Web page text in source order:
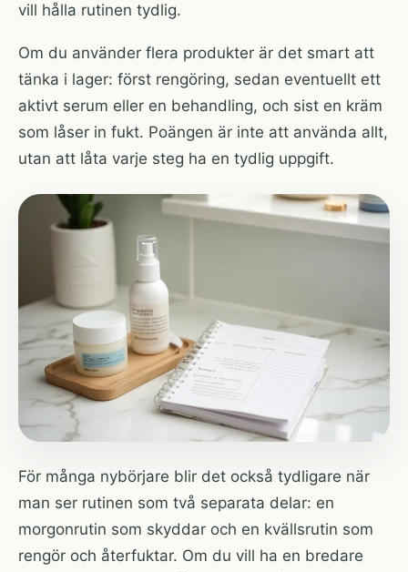
vill hålla rutinen tydlig.
Om du använder flera produkter är det smart att
tänka i lager: först rengöring, sedan eventuellt ett
aktivt serum eller en behandling, och sist en kräm
som låser in fukt. Poängen är inte att använda allt,
utan att låta varje steg ha en tydlig uppgift.
För många nybörjare blir det också tydligare när
man ser rutinen som två separata delar: en
morgonrutin som skyddar och en kvällsrutin som
rengör och återfuktar. Om du vill ha en bredare